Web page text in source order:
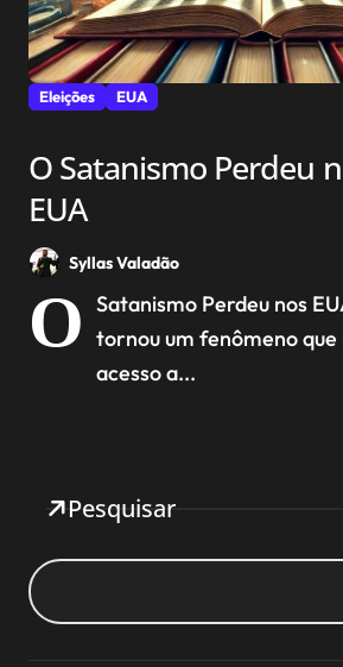
Eleições EUA
O Satanismo Perdeu
EUA
Syllas Valadão
O Satanismo Perdeu nos
tornou um fenômeno
acesso a...
Pesquisar